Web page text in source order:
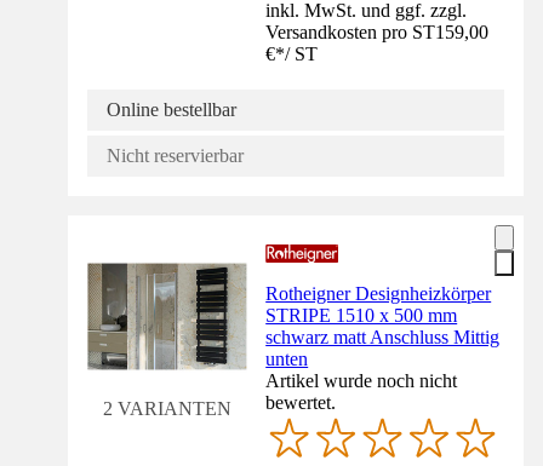
inkl. MwSt. und ggf. zzgl.
Versandkosten pro ST159,00
€*/ ST
Online bestellbar
Nicht reservierbar
2 VARIANTEN
Rotheigner Designheizkörper
STRIPE 1510 x 500 mm
schwarz matt Anschluss Mittig
unten
Artikel wurde noch nicht
bewertet.